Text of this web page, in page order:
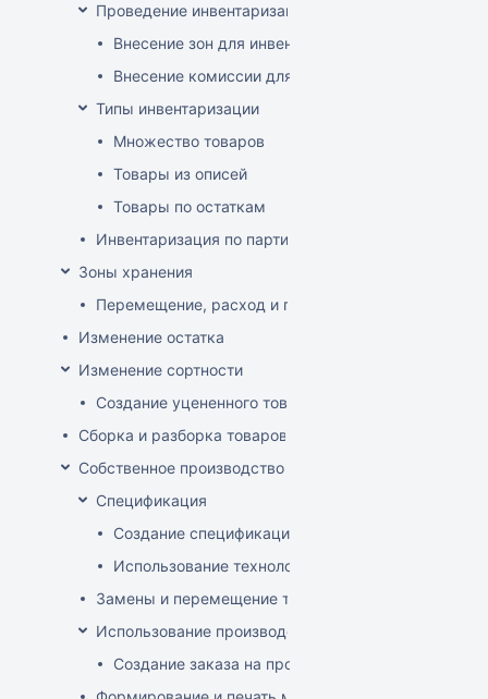
Проведение инвентаризации по зонам и комиссиям
Внесение зон для инвентаризации
Внесение комиссии для инвентаризации
Типы инвентаризации
Множество товаров
Товары из описей
Товары по остаткам
Инвентаризация по партиям
Зоны хранения
Перемещение, расход и приход на зону хранения
Изменение остатка
Изменение сортности
Создание уцененного товара
Сборка и разборка товаров
Собственное производство
Спецификация
Создание спецификации
Использование технологий
Замены и перемещение товаров в
Использование производственного заказа
Создание заказа на производство изделия